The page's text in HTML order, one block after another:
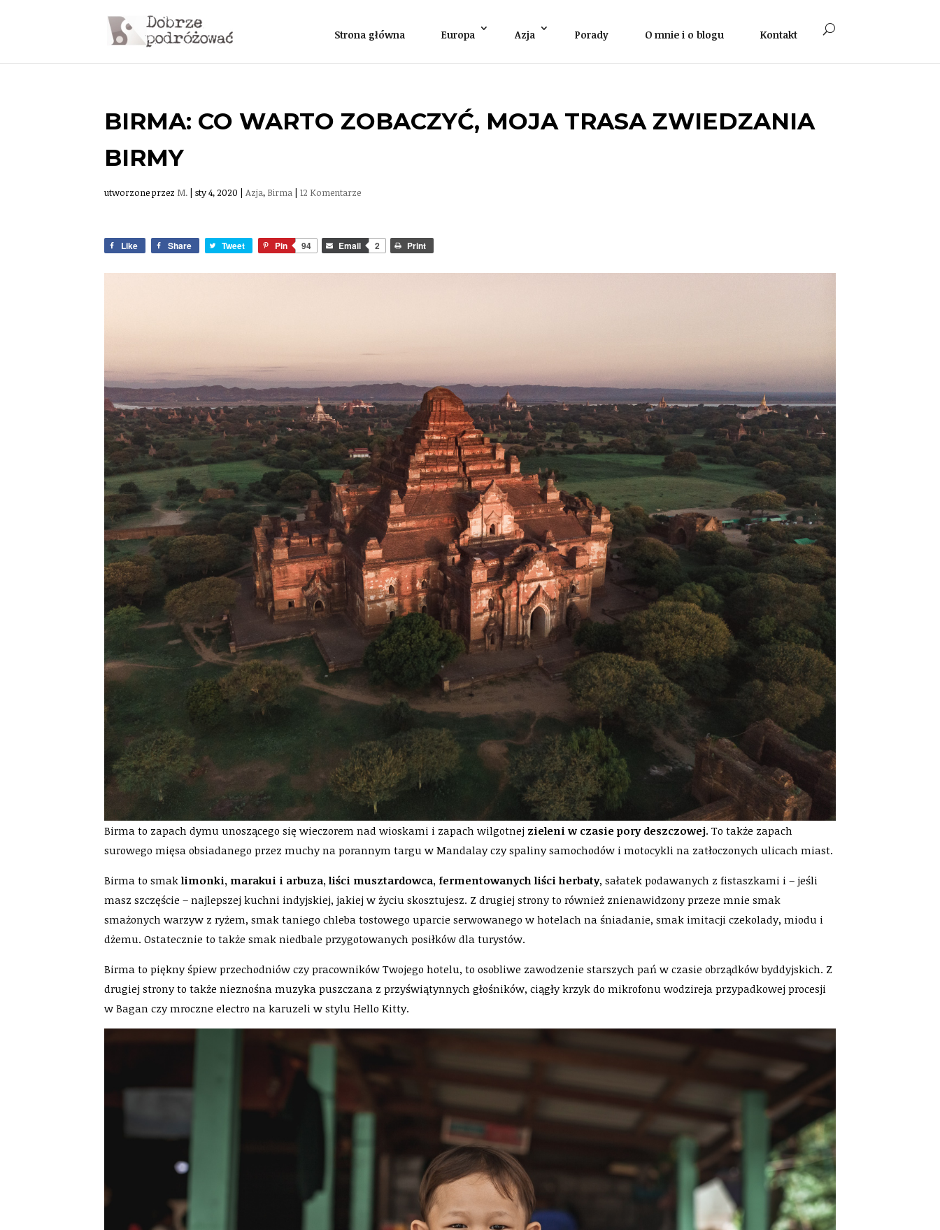
Strona główna Europa Azja Porady O mnie i o blogu Kontakt
BIRMA: CO WARTO ZOBACZYĆ, MOJA TRASA ZWIEDZANIA
BIRMY
utworzone przez M. |sty 4, 2020 |Azja, Birma |12 Komentarze
Like Share Tweet Pin 94 Email 2 Print
Birma to zapach dymu unoszącego się wieczorem nad wioskami i zapach wilgotnej zieleni w czasie pory deszczowej. To także zapach
surowego mięsa obsiadanego przez muchy na porannym targu w Mandalay czy spaliny samochodów i motocykli na zatłoczonych ulicach miast.
Birma to smak limonki, marakui i arbuza, liści musztardowca, fermentowanych liści herbaty, sałatek podawanych z fistaszkami i – jeśli
masz szczęście – najlepszej kuchni indyjskiej, jakiej w życiu skosztujesz. Z drugiej strony to również znienawidzony przeze mnie smak
smażonych warzyw z ryżem, smak taniego chleba tostowego uparcie serwowanego w hotelach na śniadanie, smak imitacji czekolady, miodu i
dżemu. Ostatecznie to także smak niedbale przygotowanych posiłków dla turystów.
Birma to piękny śpiew przechodniów czy pracowników Twojego hotelu, to osobliwe zawodzenie starszych pań w czasie obrządków byddyjskich. Z
drugiej strony to także nieznośna muzyka puszczana z przyświątynnych głośników, ciągły krzyk do mikrofonu wodzireja przypadkowej procesji
w Bagan czy mroczne electro na karuzeli w stylu Hello Kitty.